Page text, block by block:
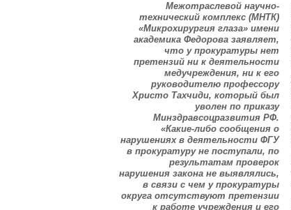
Межотраслевой научно-
технический комплекс (МНТК)
«Микрохирургия глаза» имени
академика Федорова заявляет,
что у прокуратуры нет
претензий ни к деятельности
медучреждения, ни к его
руководителю профессору
Христо Тахчиди, который был
уволен по приказу
Минздравсоцразвития РФ.
«Какие-либо сообщения о
нарушениях в деятельности ФГУ
в прокуратуру не поступали, по
результатам проверок
нарушения закона не выявлялись,
в связи с чем у прокуратуры
округа отсутствуют претензии
к работе учреждения и его